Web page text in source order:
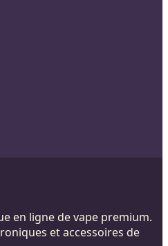
en ligne de vape premium.
et accessoires de